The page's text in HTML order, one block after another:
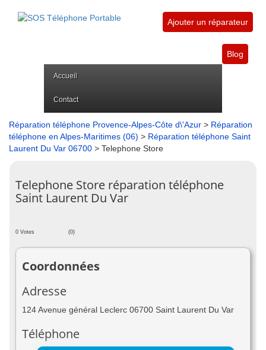
Ajouter un réparateur
Blog
Accueil
Contact
Réparation téléphone Provence-Alpes-Côte d\'Azur > Réparation
téléphone en Alpes-Maritimes (06) > Réparation téléphone Saint
Laurent Du Var 06700 > Telephone Store
Telephone Store réparation téléphone
Saint Laurent Du Var
0 Votes (0)
Coordonnées
Adresse
124 Avenue général Leclerc 06700 Saint Laurent Du Var
Téléphone